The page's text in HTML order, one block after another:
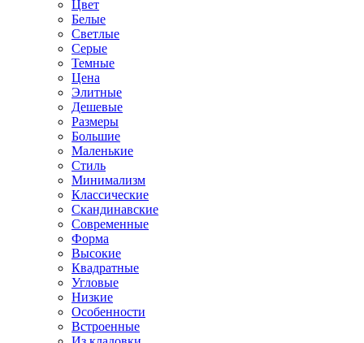
Цвет
Белые
Светлые
Серые
Темные
Цена
Элитные
Дешевые
Размеры
Большие
Маленькие
Стиль
Минимализм
Классические
Скандинавские
Современные
Форма
Высокие
Квадратные
Угловые
Низкие
Особенности
Встроенные